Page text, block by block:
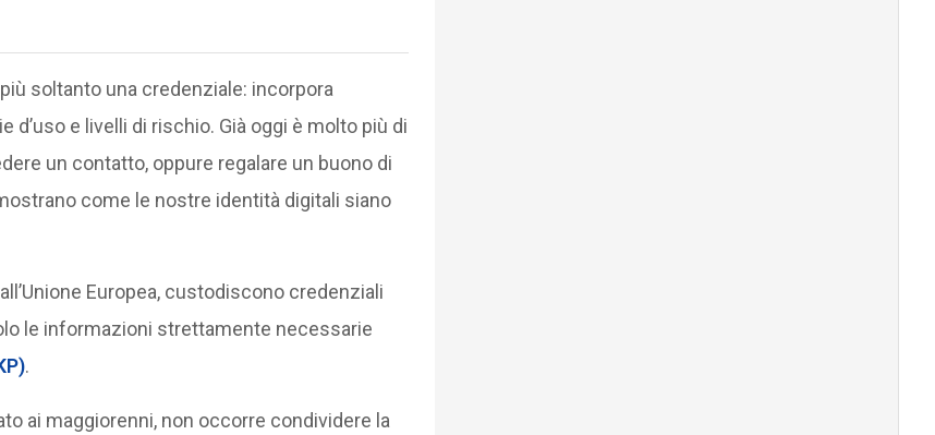
soltanto una credenziale: incorpora
e livelli di rischio. Già oggi è molto più di
un contatto, oppure regalare un buono di
come le nostre identità digitali siano
Europea, custodiscono credenziali
le informazioni strettamente necessarie
.
ai maggiorenni, non occorre condividere la